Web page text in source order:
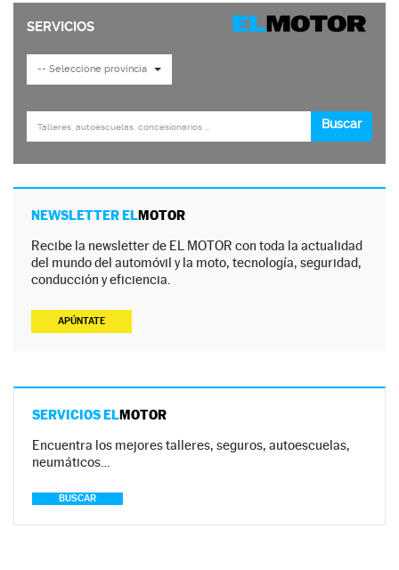
NEWSLETTER ELMOTOR
Recibe la newsletter de EL MOTOR con toda la actualidad
del mundo del automóvil y la moto, tecnología, seguridad,
conducción y eficiencia.
APÚNTATE
SERVICIOS ELMOTOR
Encuentra los mejores talleres, seguros, autoescuelas,
neumáticos…
BUSCAR